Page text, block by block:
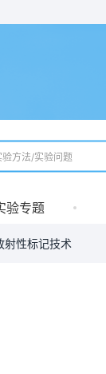
验专题
射性标记技术